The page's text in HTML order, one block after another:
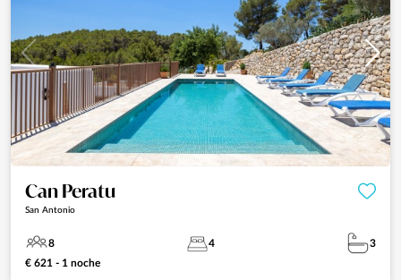
Can Peratu
San Antonio
8 4
3
€ 621 - 1 noche